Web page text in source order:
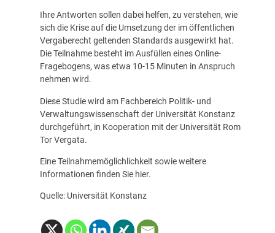
Ihre Antworten sollen dabei helfen, zu verstehen, wie
sich die Krise auf die Umsetzung der im öffentlichen
Vergaberecht geltenden Standards ausgewirkt hat.
Die Teilnahme besteht im Ausfüllen eines Online-
Fragebogens, was etwa 10-15 Minuten in Anspruch
nehmen wird.
Diese Studie wird am Fachbereich Politik- und
Verwaltungswissenschaft der Universität Konstanz
durchgeführt, in Kooperation mit der Universität Rom
Tor Vergata.
Eine Teilnahmemöglichlichkeit sowie weitere
Informationen finden Sie hier.
Quelle: Universität Konstanz